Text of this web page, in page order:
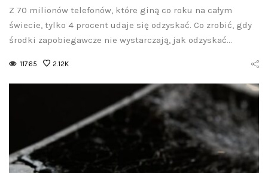
Z 70 milionów telefonów, które giną co roku na całym
świecie, tylko 4 procent udaje się odzyskać. Co zrobić, gdy
środki zapobiegawcze nie wystarczają, jak odzyskać…
11765 2.12K